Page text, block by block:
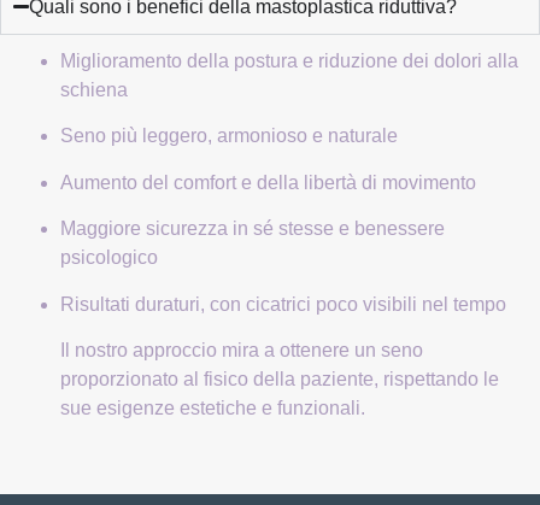
Quali sono i benefici della mastoplastica riduttiva?
Miglioramento della postura e riduzione dei dolori alla
schiena
Seno più leggero, armonioso e naturale
Aumento del comfort e della libertà di movimento
Maggiore sicurezza in sé stesse e benessere
psicologico
Risultati duraturi, con cicatrici poco visibili nel tempo
Il nostro approccio mira a ottenere un seno
proporzionato al fisico della paziente, rispettando le
sue esigenze estetiche e funzionali.